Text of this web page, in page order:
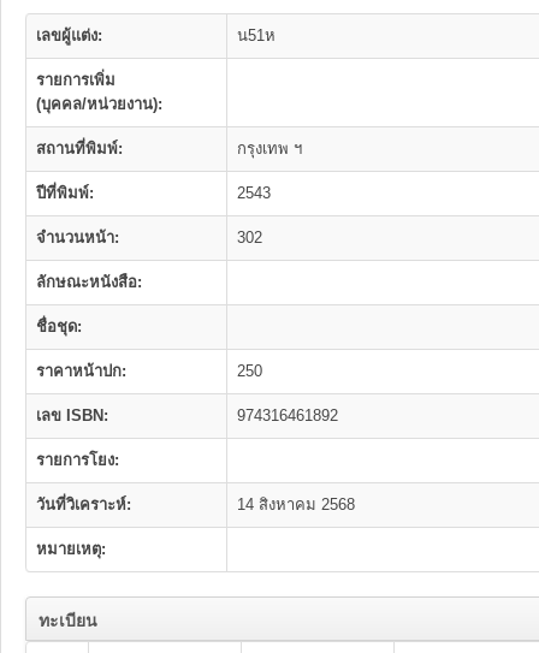
เลขผู้แต่ง: น51ห
รายการเพิ่ม
(บุคคล/หน่วยงาน):
สถานที่พิมพ์: กรุงเทพ ฯ
ปีที่พิมพ์: 2543
จำนวนหน้า: 302
ลักษณะหนังสือ:
ชื่อชุด:
ราคาหน้าปก: 250
เลข ISBN: 974316461892
รายการโยง:
วันที่วิเคราะห์: 14 สิงหาคม 2568
หมายเหตุ:
ทะเบียน